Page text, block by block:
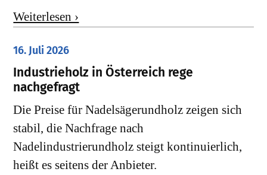
Weiterlesen ›
16. Juli 2026
Industrieholz in Österreich rege
nachgefragt
Die Preise für Nadelsägerundholz zeigen sich
stabil, die Nachfrage nach
Nadelindustrierundholz steigt kontinuierlich,
heißt es seitens der Anbieter.